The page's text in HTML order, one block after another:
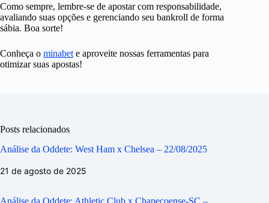
Como sempre, lembre-se de apostar com responsabilidade,
avaliando suas opções e gerenciando seu bankroll de forma
sábia. Boa sorte!
Conheça o minabet e aproveite nossas ferramentas para
otimizar suas apostas!
Posts relacionados
Análise da Oddete: West Ham x Chelsea – 22/08/2025
21 de agosto de 2025
Análise da Oddete: Athletic Club x Chapecoense-SC –